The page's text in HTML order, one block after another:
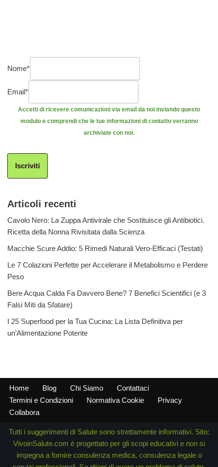
Nome*
Email*
Accetti di ricevere comunicazioni via email da noi inviando questo
modulo e comprendi che le tue informazioni di contatto verranno
archiviate con noi.
Iscriviti
Articoli recenti
Cavolo Nero: La Zuppa Antivirale che Sostituisce gli Antibiotici.
Ricetta della Nonna Rivisitata dalla Scienza
Macchie Scure Addio: 5 Rimedi Naturali Vero-Efficaci (Testati)
Le 7 Colazioni Perfette per Accelerare il Metabolismo e Perdere
Peso
Bere Acqua Calda Fa Davvero Bene? 7 Benefici Scientifici (e 3
Falsi Miti da Sfatare)
I 25 Superfood per la Tua Cucina: La Lista Definitiva per
un’Alimentazione Potente
Home Blog Chi Siamo
Contattaci
Termini e Condizioni
Normativa Cookie
Privacy
Collabora
Tutti i suggerimenti di Salute sono strettamente informativi. Sito:
VivoinSalute.com è progettato per gli scopi educativi e non si
impegna a fornire consulenza medica, consulenza legale o